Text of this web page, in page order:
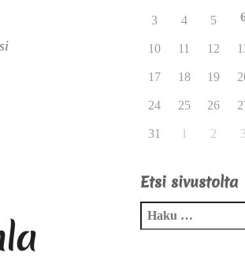
3 4 5
10 11 12
17 18 19
24 25 26
31 1 2 3
Etsi sivustolta